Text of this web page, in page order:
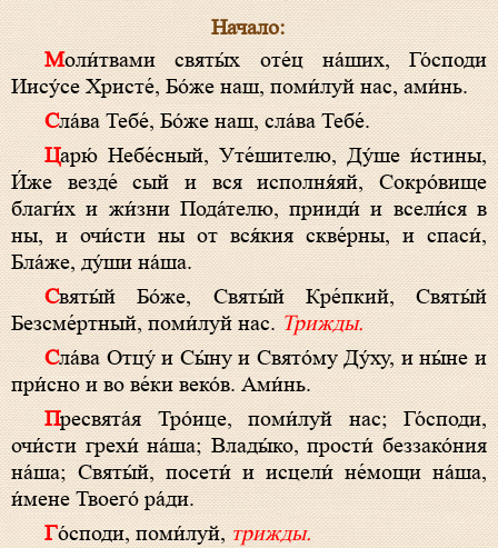
Начало:
Моли́твами святы́х оте́ц на́ших, Го́споди
Иису́се Христе́, Бо́же наш, поми́луй нас, ами́нь.
Сла́ва Тебе́, Бо́же наш, сла́ва Тебе́.
Царю́ Небе́сный, Уте́шителю, Ду́ше и́стины,
И́же везде́ сый и вся исполня́яй, Сокро́вище
благи́х и жи́зни Пода́телю, прииди́ и всели́ся в
ны, и очи́сти ны от вся́кия скве́рны, и спаси́,
Бла́же, ду́ши на́ша.
Святы́й Бо́же, Святы́й Кре́пкий, Святы́й
Безсме́ртный, поми́луй нас.Трижды.
Сла́ва Отцу́ и Сы́ну и Свято́му Ду́ху, и ны́не и
при́сно и во ве́ки веко́в. Ами́нь.
Пресвята́я Тро́ице, поми́луй нас; Го́споди,
очи́сти грехи́ на́ша; Влады́ко, прости́ беззако́ния
на́ша; Святы́й, посети́ и исцели́ не́мощи на́ша,
и́мене Твоего́ ра́ди.
Го́споди, поми́луй,трижды.